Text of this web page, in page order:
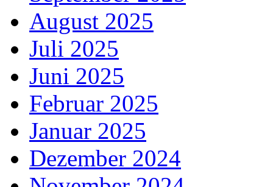
August 2025
Juli 2025
Juni 2025
Februar 2025
Januar 2025
Dezember 2024